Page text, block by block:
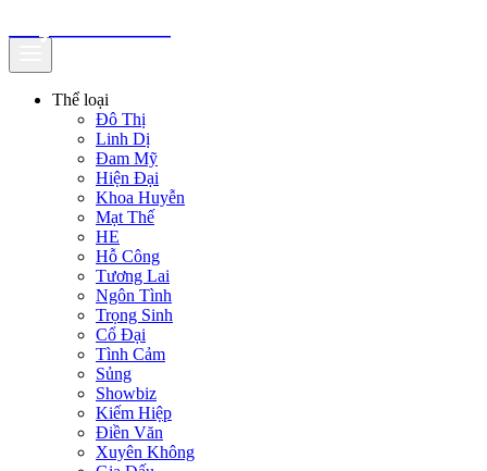
Thể loại
Đô Thị
Linh Dị
Đam Mỹ
Hiện Đại
Khoa Huyễn
Mạt Thế
HE
Hỗ Công
Tương Lai
Ngôn Tình
Trọng Sinh
Cổ Đại
Tình Cảm
Sủng
Showbiz
Kiếm Hiệp
Điền Văn
Xuyên Không